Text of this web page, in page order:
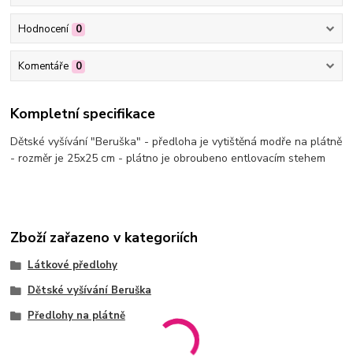
Hodnocení 0
Komentáře 0
Kompletní specifikace
Dětské vyšívání "Beruška" - předloha je vytištěná modře na plátně
- rozměr je 25x25 cm - plátno je obroubeno entlovacím stehem
Zboží zařazeno v kategoriích
Látkové předlohy
Dětské vyšívání Beruška
Předlohy na plátně